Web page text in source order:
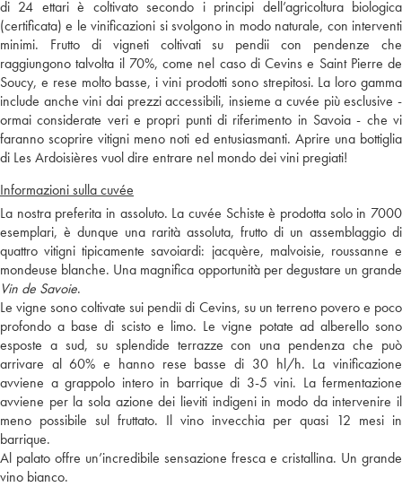
di 24 ettari è coltivato secondo i principi dell’agricoltura biologica
(certificata) e le vinificazioni si svolgono in modo naturale, con interventi
minimi. Frutto di vigneti coltivati su pendii con pendenze che
raggiungono talvolta il 70%, come nel caso di Cevins e Saint Pierre de
Soucy, e rese molto basse, i vini prodotti sono strepitosi. La loro gamma
include anche vini dai prezzi accessibili, insieme a cuvée più esclusive -
ormai considerate veri e propri punti di riferimento in Savoia - che vi
faranno scoprire vitigni meno noti ed entusiasmanti. Aprire una bottiglia
di Les Ardoisières vuol dire entrare nel mondo dei vini pregiati!
Informazioni sulla cuvée
La nostra preferita in assoluto. La cuvée Schiste è prodotta solo in 7000
esemplari, è dunque una rarità assoluta, frutto di un assemblaggio di
quattro vitigni tipicamente savoiardi: jacquère, malvoisie, roussanne e
mondeuse blanche. Una magnifica opportunità per degustare un grande
Vin de Savoie.
Le vigne sono coltivate sui pendii di Cevins, su un terreno povero e poco
profondo a base di scisto e limo. Le vigne potate ad alberello sono
esposte a sud, su splendide terrazze con una pendenza che può
arrivare al 60% e hanno rese basse di 30 hl/h. La vinificazione
avviene a grappolo intero in barrique di 3-5 vini. La fermentazione
avviene per la sola azione dei lieviti indigeni in modo da intervenire il
meno possibile sul fruttato. Il vino invecchia per quasi 12 mesi in
barrique.
Al palato offre un’incredibile sensazione fresca e cristallina. Un grande
vino bianco.